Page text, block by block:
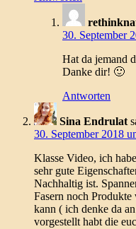
30. September
Hat da jemand
Danke dir! 🙂
Antworten
Sina Endrulat
30. September 2018
Klasse Video, ich
sehr gute
Nachhaltig ist.
Fasern noch
kann ( ich denke da
vorgestellt habt die